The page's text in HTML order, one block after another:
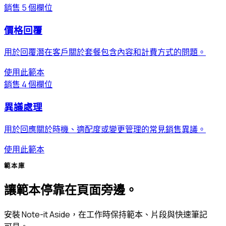
銷售 5 個欄位
價格回覆
用於回覆潛在客戶關於套餐包含內容和計費方式的問題。
使用此範本
銷售 4 個欄位
異議處理
用於回應關於時機、適配度或變更管理的常見銷售異議。
使用此範本
範本庫
讓範本停靠在頁面旁邊。
安裝 Note-it Aside，在工作時保持範本、片段與快速筆記